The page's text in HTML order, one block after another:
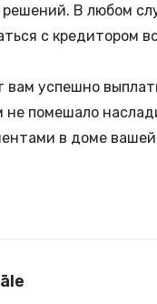
В любом
с кредитором
вам успешно
не помешало
в доме